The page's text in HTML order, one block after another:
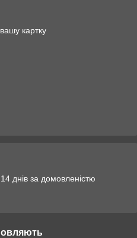
картку
днів за домовленістю